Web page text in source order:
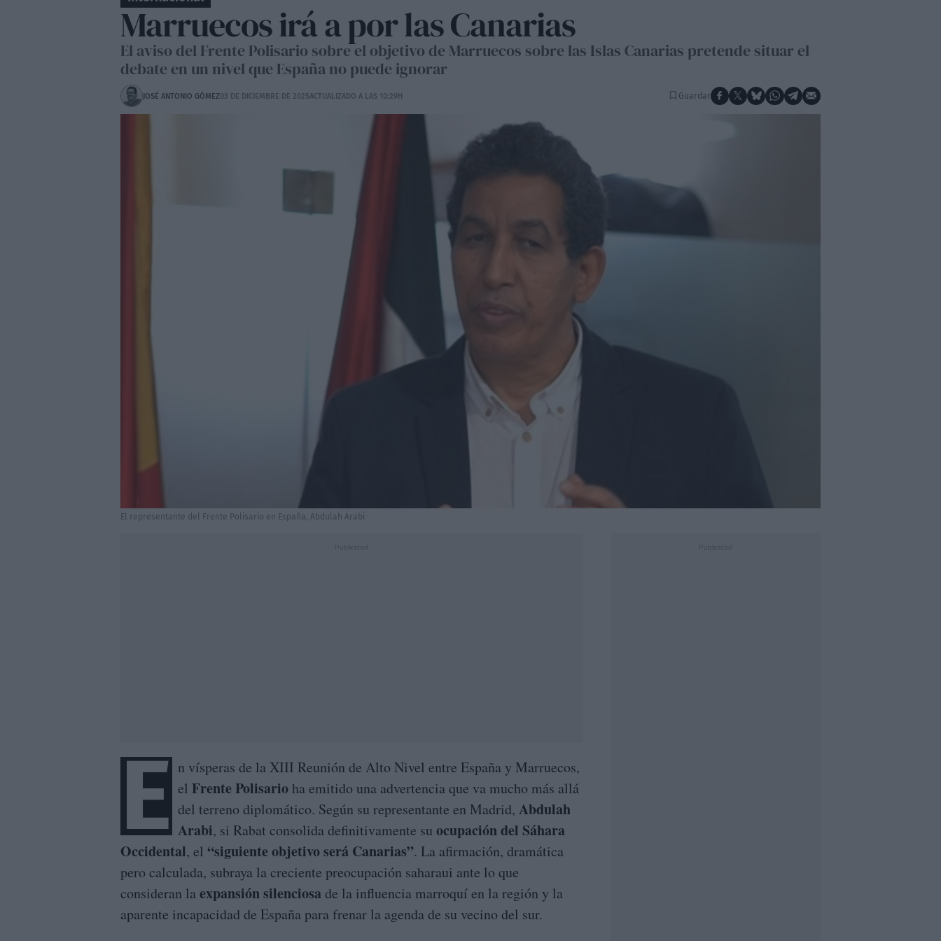
Marruecos irá a por las Canarias
El aviso del Frente Polisario sobre el objetivo de Marruecos sobre las Islas Canarias pretende situar el
debate en un nivel que España no puede ignorar
JOSÉ ANTONIO GÓMEZ03 DE DICIEMBRE DE 2025ACTUALIZADO A LAS 10:29H Guardar
El representante del Frente Polisario en España, Abdulah Arabi
E n vísperas de la XIII Reunión de Alto Nivel entre España y Marruecos,
el Frente Polisario ha emitido una advertencia que va mucho más allá
del terreno diplomático. Según su representante en Madrid, Abdulah
Arabi, si Rabat consolida definitivamente su ocupación del Sáhara
Occidental, el “siguiente objetivo será Canarias”. La afirmación, dramática
pero calculada, subraya la creciente preocupación saharaui ante lo que
consideran la expansión silenciosa de la influencia marroquí en la región y la
aparente incapacidad de España para frenar la agenda de su vecino del sur.